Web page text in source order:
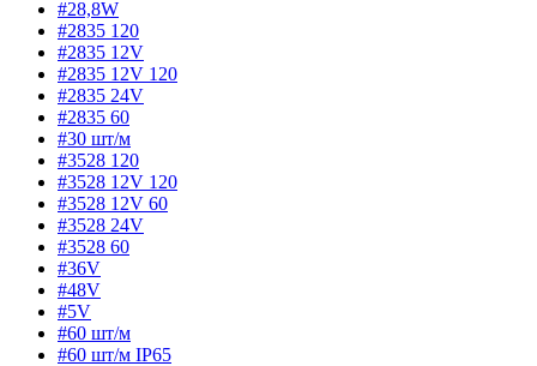
#28,8W
#2835 120
#2835 12V
#2835 12V 120
#2835 24V
#2835 60
#30 шт/м
#3528 120
#3528 12V 120
#3528 12V 60
#3528 24V
#3528 60
#36V
#48V
#5V
#60 шт/м
#60 шт/м IP65